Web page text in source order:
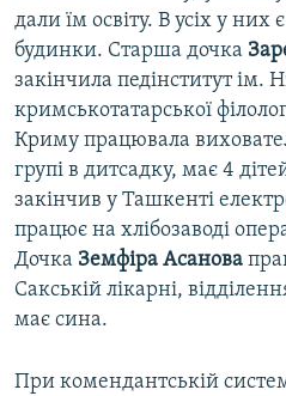
дали їм освіту. В усіх у них
будинки. Старша дочка
закінчила педінститут ім.
кримськотатарської
Криму працювала
групі в дитсадку, має 4
закінчив у Ташкенті
працює на хлібозаводі
Дочка Земфіра Асанова
Сакській лікарні,
має сина.
При комендантській